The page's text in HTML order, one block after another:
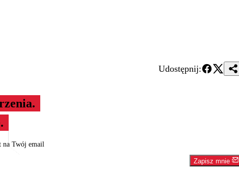
Udostępnij:
na Twój email
Zapisz mnie